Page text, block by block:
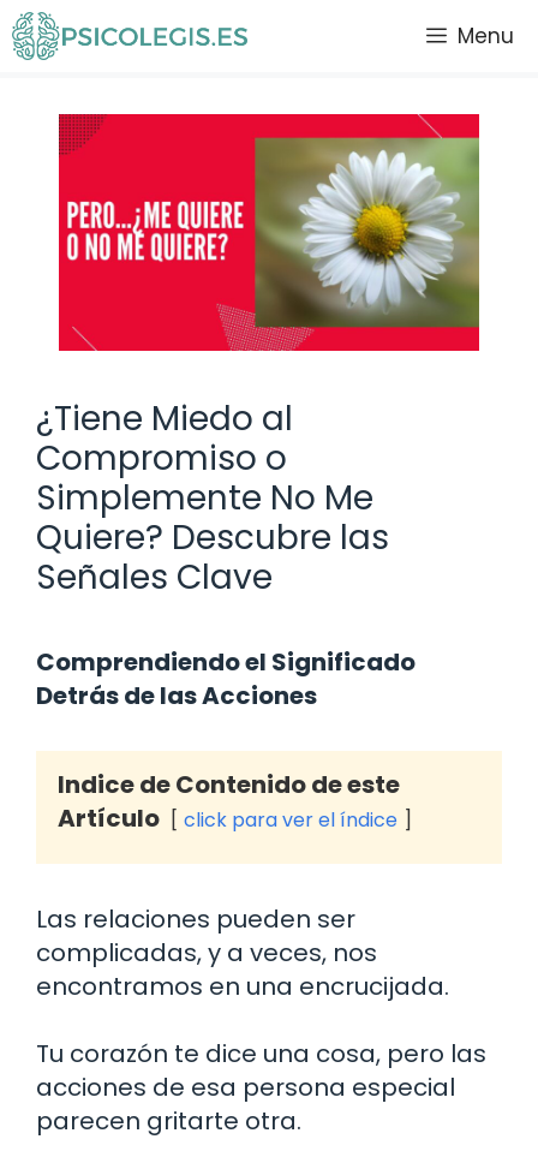
Saltar
al
Menu
¿Tiene Miedo al
Compromiso o
Simplemente No Me
Quiere? Descubre las
Señales Clave
Comprendiendo el Significado
Detrás de las Acciones
Indice de Contenido de este
Artículo
click para ver el índice
Las relaciones pueden ser
complicadas, y a veces, nos
encontramos en una encrucijada.
Tu corazón te dice una cosa, pero las
acciones de esa persona especial
parecen gritarte otra.